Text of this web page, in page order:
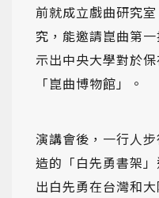
前就成立戲曲研究
究，能邀請崑曲第
示出中央大學對於
「崑曲博物館」。
演講會後，一行人
造的「白先勇書架
出白先勇在台灣和